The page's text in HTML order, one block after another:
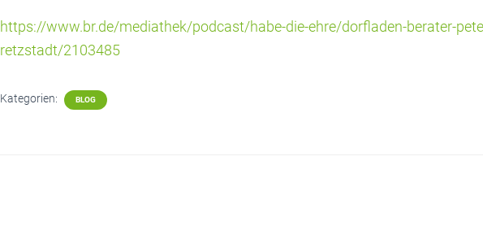
https://www.br.de/mediathek/podcast/habe-die-ehre/dorfladen-berater-
retzstadt/2103485
Kategorien: BLOG